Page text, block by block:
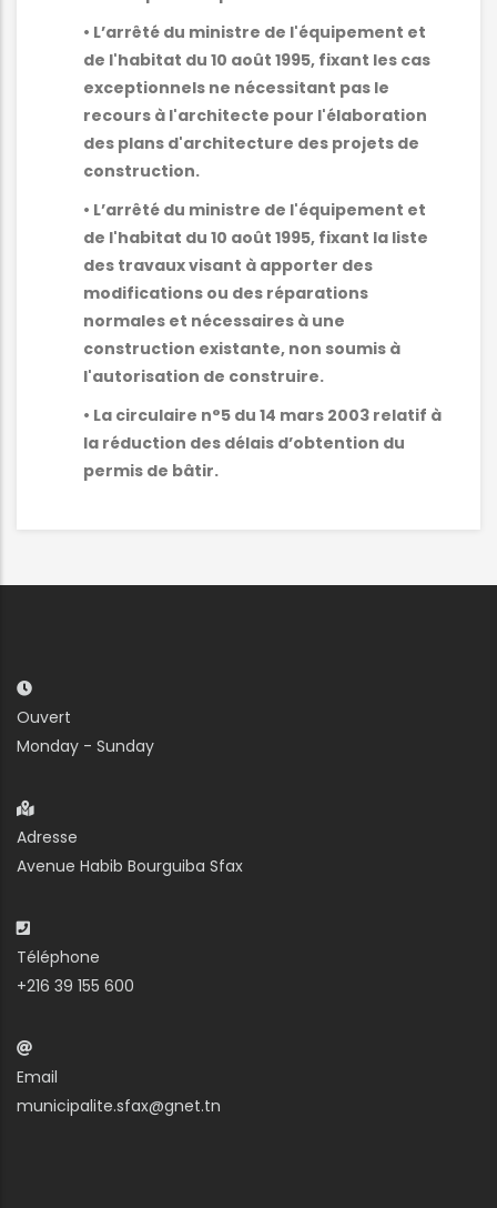
• L’arrêté du ministre de l'équipement et
de l'habitat du 10 août 1995, fixant les cas
exceptionnels ne nécessitant pas le
recours à l'architecte pour l'élaboration
des plans d'architecture des projets de
construction.
• L’arrêté du ministre de l'équipement et
de l'habitat du 10 août 1995, fixant la liste
des travaux visant à apporter des
modifications ou des réparations
normales et nécessaires à une
construction existante, non soumis à
l'autorisation de construire.
• La circulaire n°5 du 14 mars 2003 relatif à
la réduction des délais d’obtention du
permis de bâtir.
Ouvert
Monday - Sunday
Adresse
Avenue Habib Bourguiba Sfax
Téléphone
+216 39 155 600
Email
municipalite.sfax@gnet.tn